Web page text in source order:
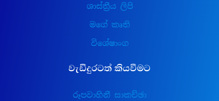
ශාස්ත්‍රීය ලිපි
මගේ කෘති
විශේෂාංග
වැඩිදුරටත් කියවීමට
රූපවාහිනී සාකච්ඡා